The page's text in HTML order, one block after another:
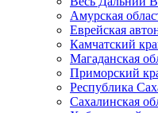
Амурская
Еврейская
Камчатский
Магаданская
Приморский
Республика
Сахалинская